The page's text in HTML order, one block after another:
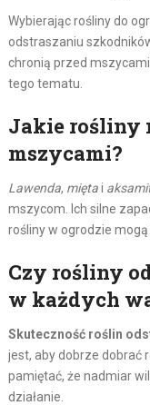
Wybierając rośliny do
odstraszaniu
chronią przed
tego tematu.
Jakie rośliny
mszycami?
Lawenda, miętai
mszycom. Ich silne
rośliny w ogrodzie mogą
Czy rośliny
w każdych
Skuteczność roślin
jest, aby dobrze dobrać
pamiętać, że nadmiar
działanie.